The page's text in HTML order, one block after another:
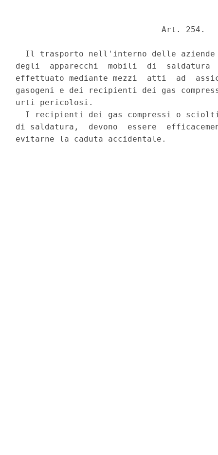
                              Art. 254.
Il trasporto nell'interno delle
degli  apparecchi  mobili  di  saldatura
effettuato mediante mezzi  atti  ad
gasogeni e dei recipienti dei gas
urti pericolosi.
I recipienti dei gas compressi o
di saldatura,  devono  essere